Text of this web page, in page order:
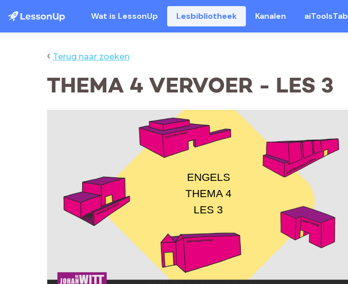
Wat is LessonUp Lesbibliotheek Kanalen aiToolsTab
‹ Terug naar zoeken
THEMA 4 VERVOER - LES 3
ENGELS
THEMA 4
LES 3